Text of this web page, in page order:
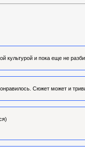
культурой и пока еще не
Сюжет может и